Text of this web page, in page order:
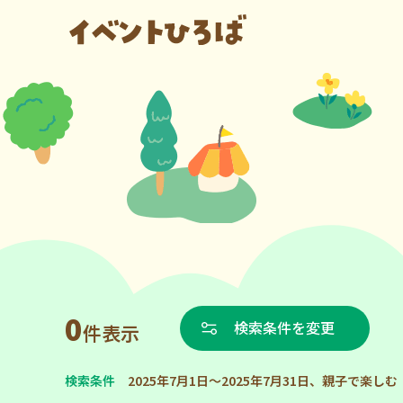
0件表示 検索条件を変更
検索条件 2025年7月1日～2025年7月31日、親子で楽しむ